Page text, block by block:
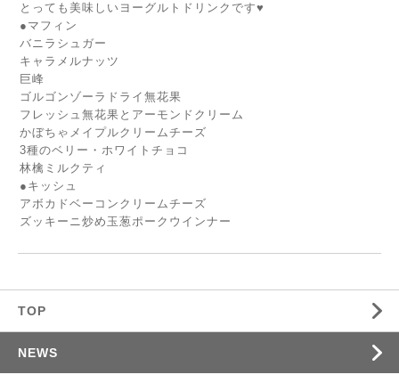
とっても美味しいヨーグルトドリンクです♥️
●マフィン
バニラシュガー
キャラメルナッツ
巨峰
ゴルゴンゾーラドライ無花果
フレッシュ無花果とアーモンドクリーム
かぼちゃメイプルクリームチーズ
3種のベリー・ホワイトチョコ
林檎ミルクティ
●キッシュ
アボカドベーコンクリームチーズ
ズッキーニ炒め玉葱ポークウインナー
TOP
NEWS